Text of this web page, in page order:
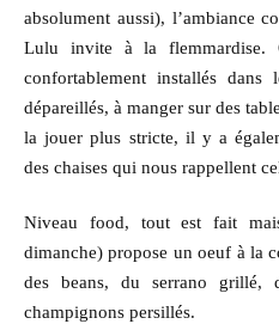
absolument aussi), l’ambiance
Lulu invite à la flemmardise.
confortablement installés
dépareillés, à manger sur des
la jouer plus stricte, il y a
des chaises qui nous rappellent
Niveau food, tout est fait
dimanche) propose un oeuf à la
des beans, du serrano grillé,
champignons persillés.